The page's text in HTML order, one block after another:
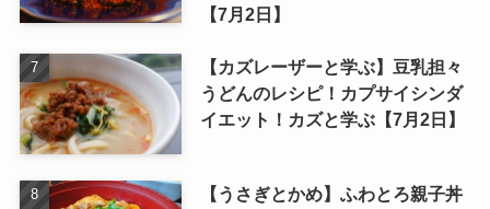
【7月2日】
【カズレーザーと学ぶ】豆乳担々
うどんのレシピ！カプサイシンダ
イエット！カズと学ぶ【7月2日】
【うさぎとかめ】ふわとろ親子丼